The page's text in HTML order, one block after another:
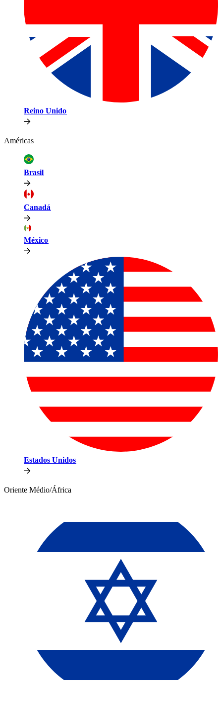
Reino Unido​​
Américas​​
Brasil​​
Canadá​​
México​​
Estados Unidos​​
Oriente Médio/África​​